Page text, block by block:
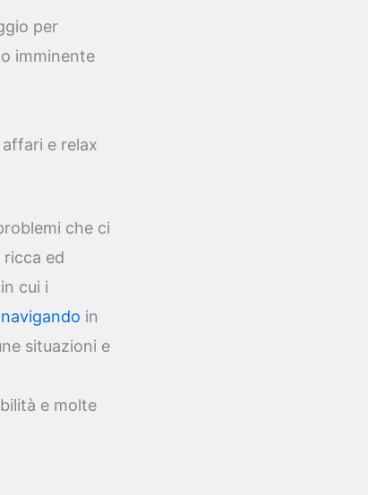
per
imminente
e relax
che ci
ed
cui i
navigando in
situazioni e
e molte